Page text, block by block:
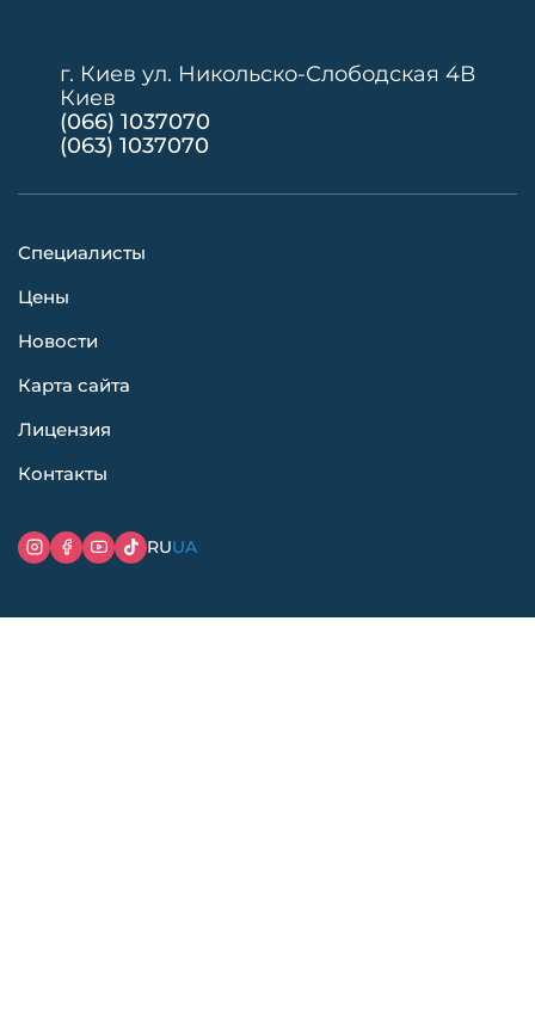
г. Киев ул. Никольско-Слободская 4В
Киев
(066) 1037070
(063) 1037070
RUUA
Специалисты
Цены
Новости
Карта сайта
Лицензия
Контакты